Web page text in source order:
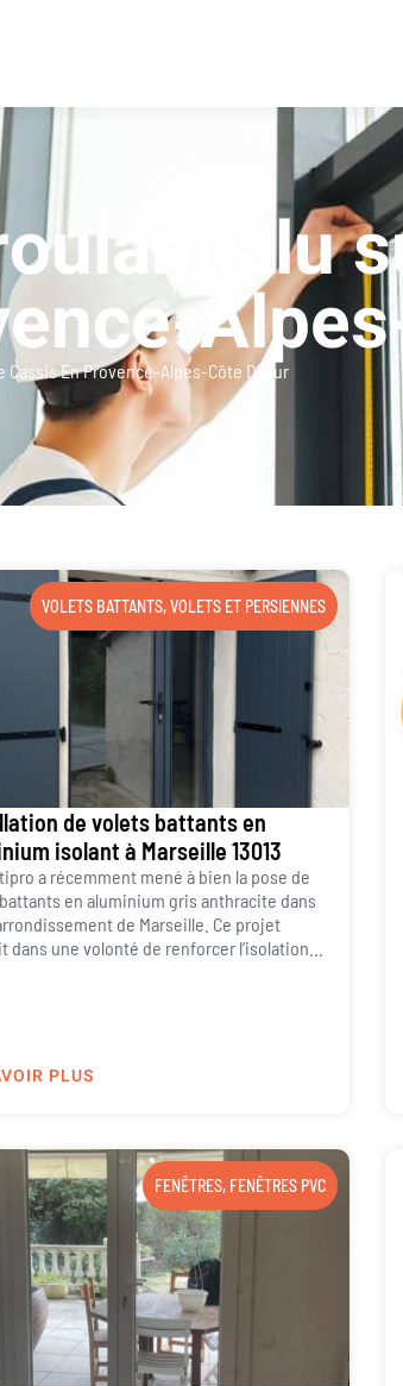
alu
En Provence-Alpes-Côte D’azur
VOLETS BATTANTS,VOLETS ET PERSIENNES
de volets battants en
isolant à Marseille 13013
a récemment mené à bien la pose de
en aluminium gris anthracite dans
de Marseille. Ce projet
dans une volonté de renforcer l’isolation...
PLUS
FENÊTRES, FENÊTRES PVC